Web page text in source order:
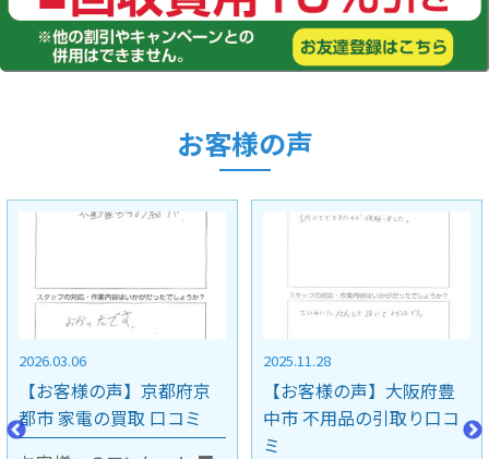
お客様の声
2025.11.28
【お客様の声】大阪府豊
中市 不用品の引取り口コ
ミ
2026.07.12
【お客様の声】兵庫県
塚市 引越しに伴う不用